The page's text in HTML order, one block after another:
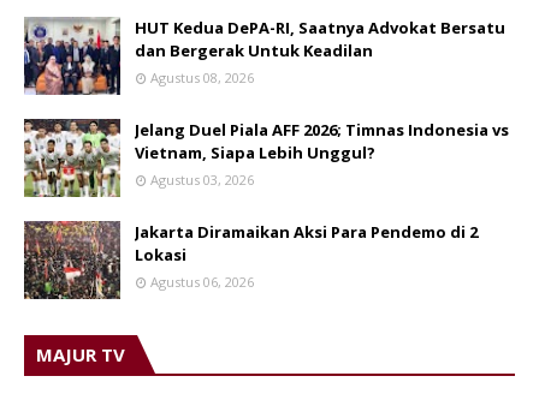
HUT Kedua DePA-RI, Saatnya Advokat Bersatu
dan Bergerak Untuk Keadilan
Agustus 08, 2026
Jelang Duel Piala AFF 2026; Timnas Indonesia vs
Vietnam, Siapa Lebih Unggul?
Agustus 03, 2026
Jakarta Diramaikan Aksi Para Pendemo di 2
Lokasi
Agustus 06, 2026
MAJUR TV